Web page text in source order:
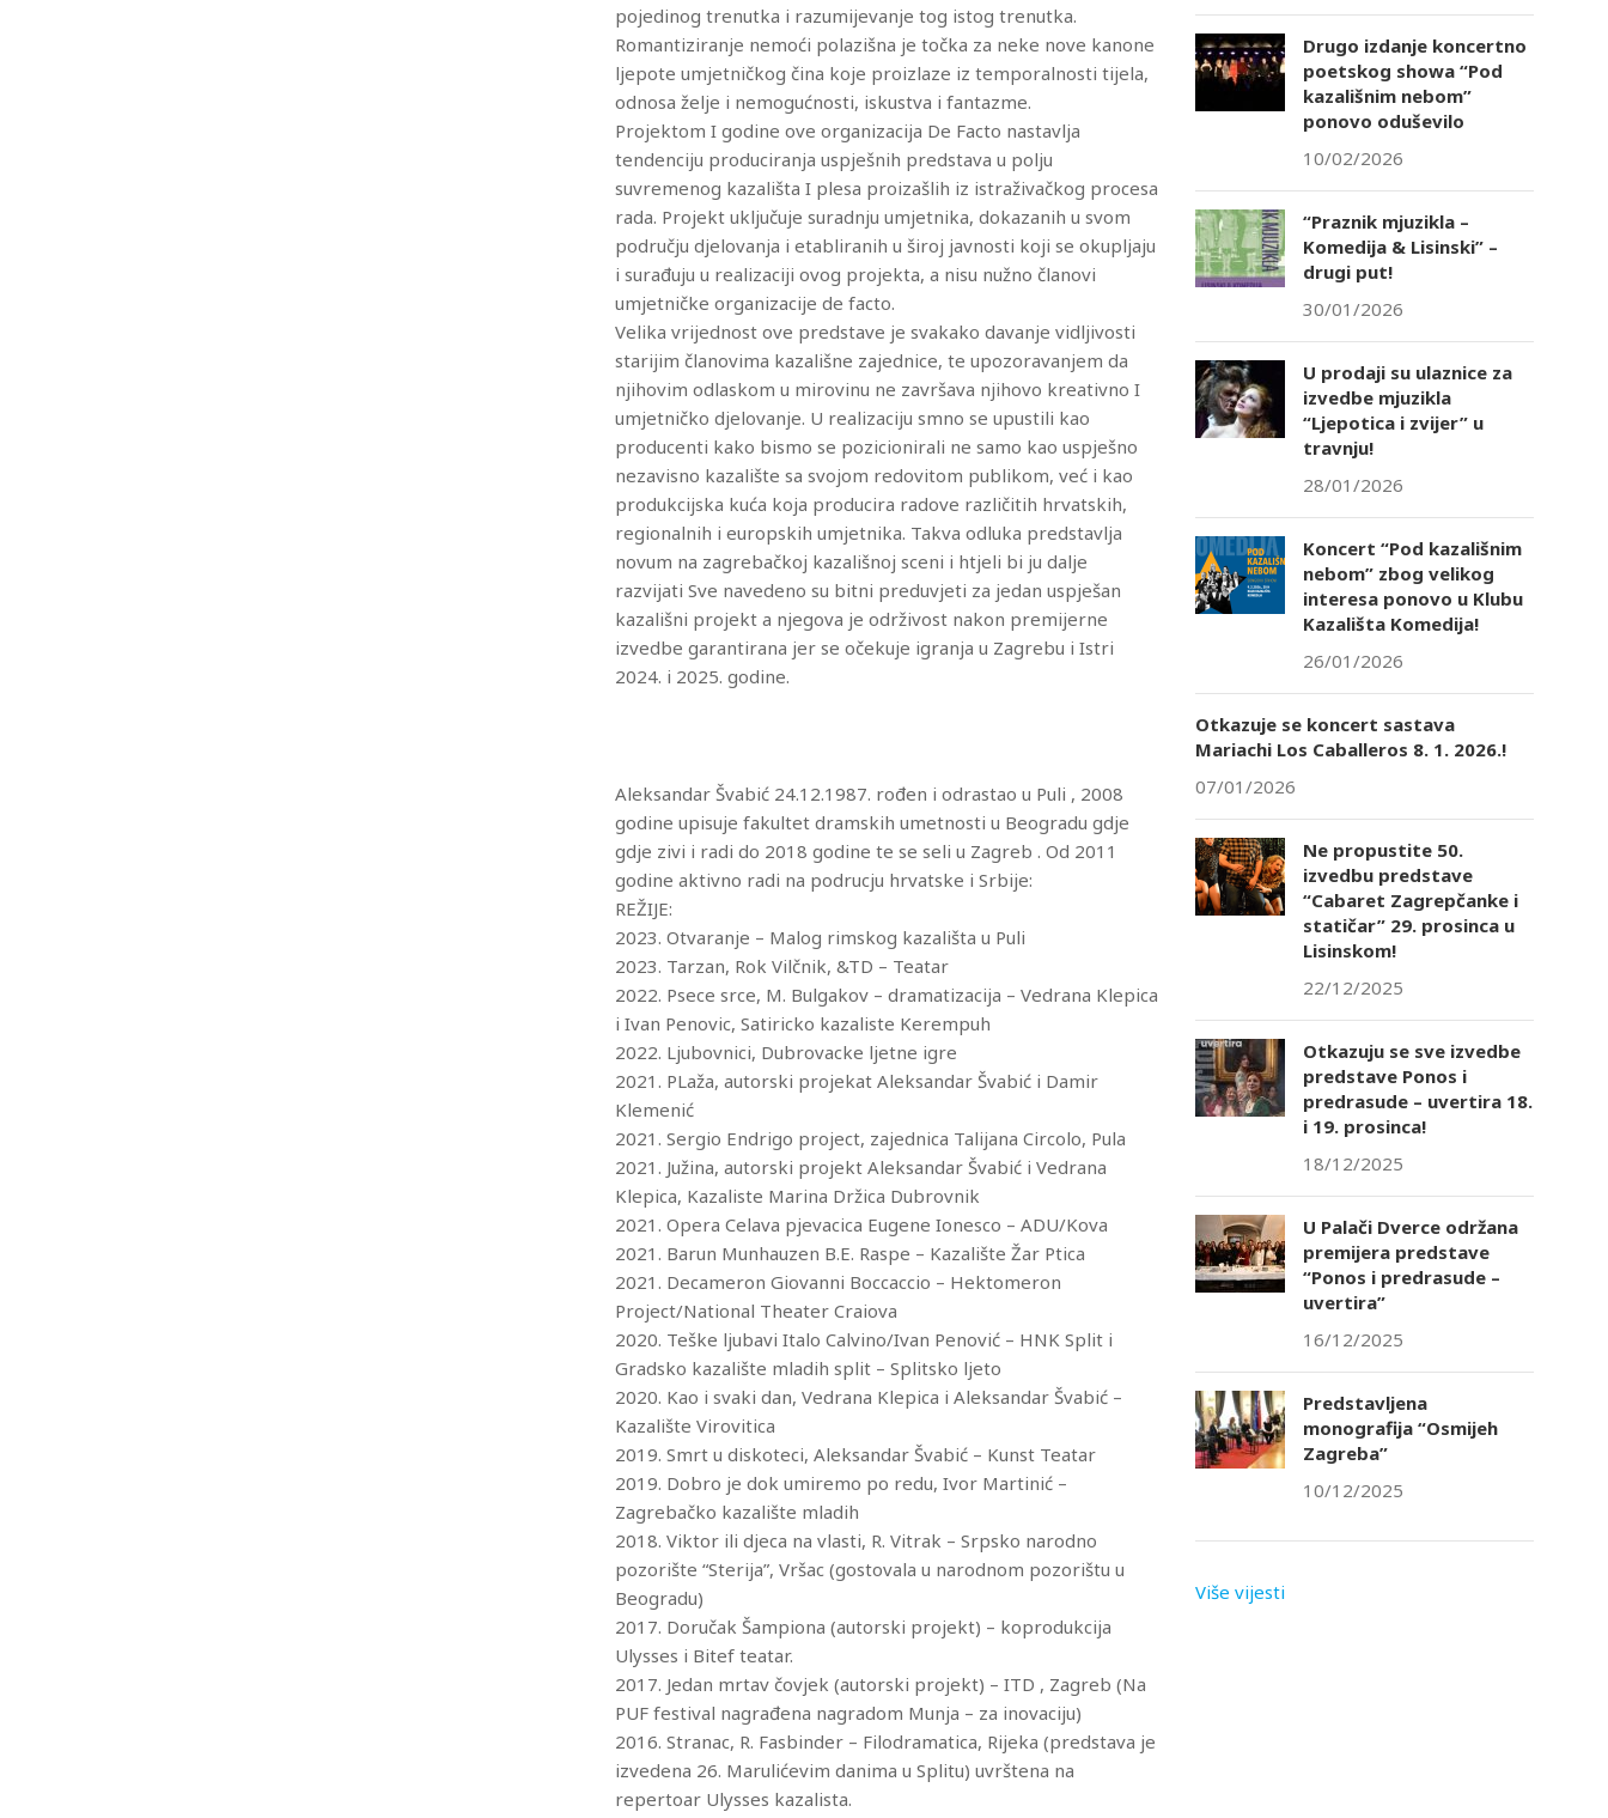
pojedinog trenutka i razumijevanje tog istog trenutka.
Romantiziranje nemoći polazišna je točka za neke nove kanone
ljepote umjetničkog čina koje proizlaze iz temporalnosti tijela,
odnosa želje i nemogućnosti, iskustva i fantazme.
Projektom I godine ove organizacija De Facto nastavlja
tendenciju produciranja uspješnih predstava u polju
suvremenog kazališta I plesa proizašlih iz istraživačkog procesa
rada. Projekt uključuje suradnju umjetnika, dokazanih u svom
području djelovanja i etabliranih u široj javnosti koji se okupljaju
i surađuju u realizaciji ovog projekta, a nisu nužno članovi
umjetničke organizacije de facto.
Velika vrijednost ove predstave je svakako davanje vidljivosti
starijim članovima kazališne zajednice, te upozoravanjem da
njihovim odlaskom u mirovinu ne završava njihovo kreativno I
umjetničko djelovanje. U realizaciju smno se upustili kao
producenti kako bismo se pozicionirali ne samo kao uspješno
nezavisno kazalište sa svojom redovitom publikom, već i kao
produkcijska kuća koja producira radove različitih hrvatskih,
regionalnih i europskih umjetnika. Takva odluka predstavlja
novum na zagrebačkoj kazališnoj sceni i htjeli bi ju dalje
razvijati Sve navedeno su bitni preduvjeti za jedan uspješan
kazališni projekt a njegova je održivost nakon premijerne
izvedbe garantirana jer se očekuje igranja u Zagrebu i Istri
2024. i 2025. godine.
Aleksandar Švabić 24.12.1987. rođen i odrastao u Puli , 2008
godine upisuje fakultet dramskih umetnosti u Beogradu gdje
gdje zivi i radi do 2018 godine te se seli u Zagreb . Od 2011
godine aktivno radi na podrucju hrvatske i Srbije:
REŽIJE:
2023. Otvaranje – Malog rimskog kazališta u Puli
2023. Tarzan, Rok Vilčnik, &TD – Teatar
2022. Psece srce, M. Bulgakov – dramatizacija – Vedrana Klepica
i Ivan Penovic, Satiricko kazaliste Kerempuh
2022. Ljubovnici, Dubrovacke ljetne igre
2021. PLaža, autorski projekat Aleksandar Švabić i Damir
Klemenić
2021. Sergio Endrigo project, zajednica Talijana Circolo, Pula
2021. Južina, autorski projekt Aleksandar Švabić i Vedrana
Klepica, Kazaliste Marina Držica Dubrovnik
2021. Opera Celava pjevacica Eugene Ionesco – ADU/Kova
2021. Barun Munhauzen B.E. Raspe – Kazalište Žar Ptica
2021. Decameron Giovanni Boccaccio – Hektomeron
Project/National Theater Craiova
2020. Teške ljubavi Italo Calvino/Ivan Penović – HNK Split i
Gradsko kazalište mladih split – Splitsko ljeto
2020. Kao i svaki dan, Vedrana Klepica i Aleksandar Švabić –
Kazalište Virovitica
2019. Smrt u diskoteci, Aleksandar Švabić – Kunst Teatar
2019. Dobro je dok umiremo po redu, Ivor Martinić –
Zagrebačko kazalište mladih
2018. Viktor ili djeca na vlasti, R. Vitrak – Srpsko narodno
pozorište “Sterija”, Vršac (gostovala u narodnom pozorištu u
Beogradu)
2017. Doručak Šampiona (autorski projekt) – koprodukcija
Ulysses i Bitef teatar.
2017. Jedan mrtav čovjek (autorski projekt) – ITD , Zagreb (Na
PUF festival nagrađena nagradom Munja – za inovaciju)
2016. Stranac, R. Fasbinder – Filodramatica, Rijeka (predstava je
izvedena 26. Marulićevim danima u Splitu) uvrštena na
repertoar Ulysses kazalista.
Drugo izdanje koncertno
poetskog showa “Pod
kazališnim nebom”
ponovo oduševilo
10/02/2026
“Praznik mjuzikla –
Komedija & Lisinski” –
drugi put!
30/01/2026
U prodaji su ulaznice za
izvedbe mjuzikla
“Ljepotica i zvijer” u
travnju!
28/01/2026
Koncert “Pod kazališnim
nebom” zbog velikog
interesa ponovo u Klubu
Kazališta Komedija!
26/01/2026
Otkazuje se koncert sastava
Mariachi Los Caballeros 8. 1. 2026.!
07/01/2026
Ne propustite 50.
izvedbu predstave
“Cabaret Zagrepčanke i
statičar” 29. prosinca u
Lisinskom!
22/12/2025
Otkazuju se sve izvedbe
predstave Ponos i
predrasude – uvertira 18.
i 19. prosinca!
18/12/2025
U Palači Dverce održana
premijera predstave
“Ponos i predrasude –
uvertira”
16/12/2025
Predstavljena
monografija “Osmijeh
Zagreba”
10/12/2025
Više vijesti